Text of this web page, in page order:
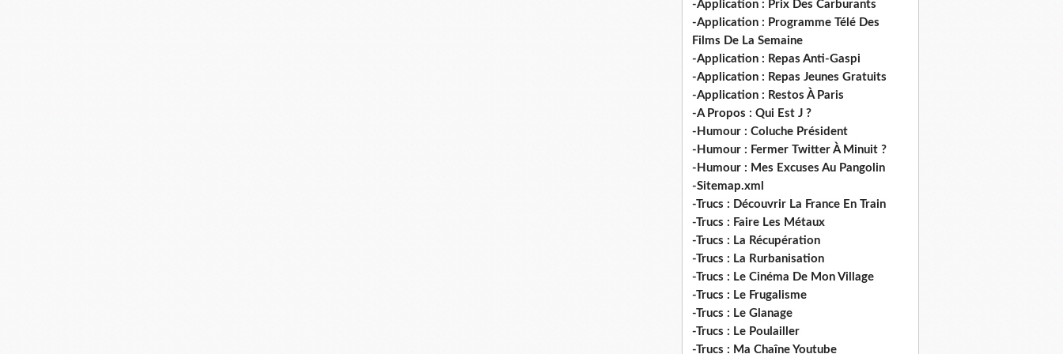
-Application : Prix Des Carburants
-Application : Programme Télé Des
Films De La Semaine
-Application : Repas Anti-Gaspi
-Application : Repas Jeunes Gratuits
-Application : Restos À Paris
-A Propos : Qui Est J ?
-Humour : Coluche Président
-Humour : Fermer Twitter À Minuit ?
-Humour : Mes Excuses Au Pangolin
-Sitemap.xml
-Trucs : Découvrir La France En Train
-Trucs : Faire Les Métaux
-Trucs : La Récupération
-Trucs : La Rurbanisation
-Trucs : Le Cinéma De Mon Village
-Trucs : Le Frugalisme
-Trucs : Le Glanage
-Trucs : Le Poulailler
-Trucs : Ma Chaîne Youtube